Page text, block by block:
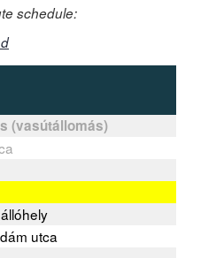
schedule:
(vasútállomás)
utca